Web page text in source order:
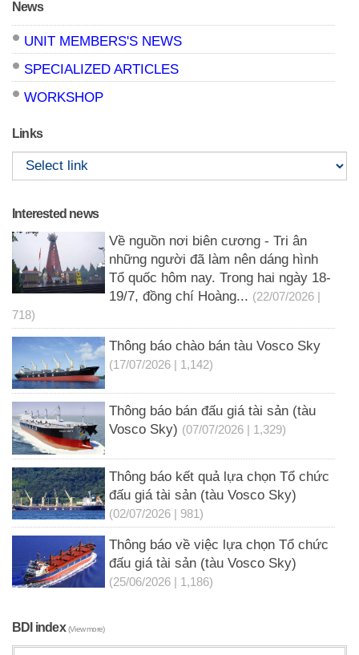
News
UNIT MEMBERS'S NEWS
SPECIALIZED ARTICLES
WORKSHOP
Links
Interested news
Về nguồn nơi biên cương - Tri ân
những người đã làm nên dáng hình
Tổ quốc hôm nay. Trong hai ngày 18-
19/7, đồng chí Hoàng... (22/07/2026 |
718)
Thông báo chào bán tàu Vosco Sky
(17/07/2026 | 1,142)
Thông báo bán đấu giá tài sản (tàu
Vosco Sky) (07/07/2026 | 1,329)
Thông báo kết quả lựa chọn Tổ chức
đấu giá tài sản (tàu Vosco Sky)
(02/07/2026 | 981)
Thông báo về việc lựa chọn Tổ chức
đấu giá tài sản (tàu Vosco Sky)
(25/06/2026 | 1,186)
BDI index(View more)